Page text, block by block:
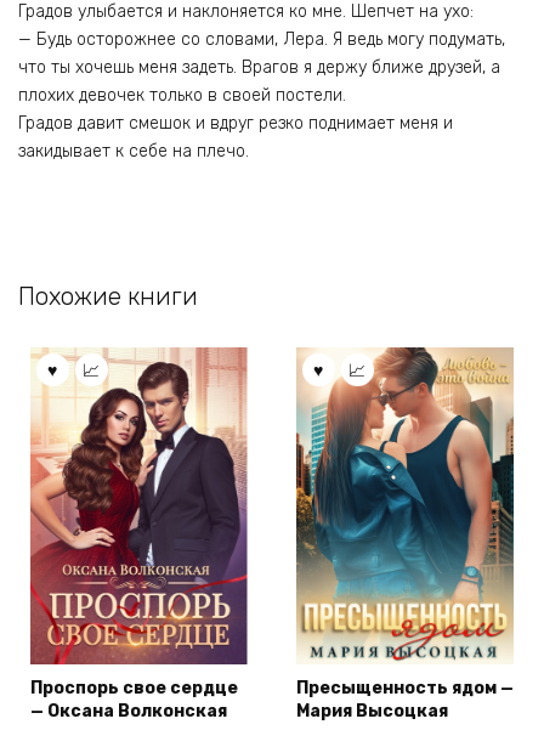
Градов улыбается и наклоняется ко мне. Шепчет на ухо:
— Будь осторожнее со словами, Лера. Я ведь могу подумать,
что ты хочешь меня задеть. Врагов я держу ближе друзей, а
плохих девочек только в своей постели.
Градов давит смешок и вдруг резко поднимает меня и
закидывает к себе на плечо.
Похожие книги
Проспорь свое сердце
— Оксана Волконская
Пресыщенность ядом —
Мария Высоцкая